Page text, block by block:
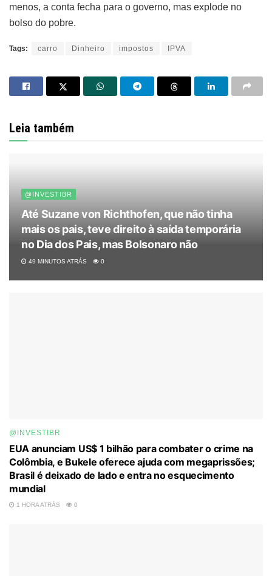
menos, a conta fecha para o governo, mas explode no
bolso do pobre.
Tags: carro Dinheiro impostos IPVA
Leia também
@INVESTIBR
Até Suzane von Richthofen, que não tinha
mais os pais, teve direito à saída temporária
no Dia dos Pais, mas Bolsonaro não
49 MINUTOS ATRÁS 0
@INVESTIBR
EUA anunciam US$ 1 bilhão para combater o crime na
Colômbia, e Bukele oferece ajuda com megaprissões;
Brasil é deixado de lado e entra no esquecimento
mundial
1 HORA ATRÁS 0